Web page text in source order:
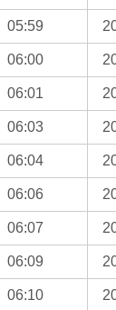
05:59
06:00
06:01
06:03
06:04
06:06
06:07
06:09
06:10